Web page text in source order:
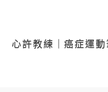
心許教練｜癌症運動